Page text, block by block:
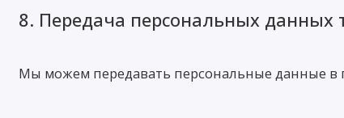
8. Передача персональных данных
Мы можем передавать персональные данные в